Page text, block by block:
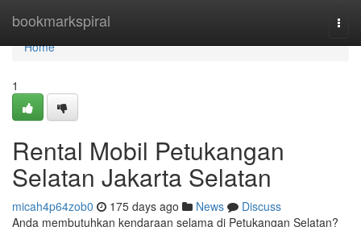
bookmarkspiral
Home
Home
1
Rental Mobil Petukangan
Selatan Jakarta Selatan
micah4p64zob0 175 days ago News
Discuss
Anda membutuhkan kendaraan selama di Petukangan Selatan?